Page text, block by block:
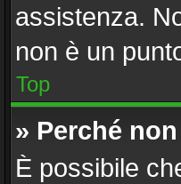
assistenza.
non è un
Top
» Perché
È possibile